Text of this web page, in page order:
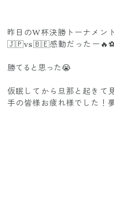
昨日のW杯決勝トーナメント
🇯🇵vs🇧🇪感動だったー
勝てると思った😭
仮眠してから旦那と起きて
手の皆様お疲れ様でした！